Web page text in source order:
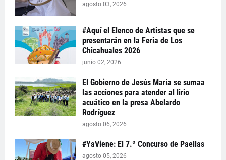
agosto 03, 2026
#Aquí el Elenco de Artistas que se
presentarán en la Feria de Los
Chicahuales 2026
junio 02, 2026
El Gobierno de Jesús María se sumaa
las acciones para atender al lirio
acuático en la presa Abelardo
Rodríguez
agosto 06, 2026
#YaViene: El 7.º Concurso de Paellas
agosto 05, 2026